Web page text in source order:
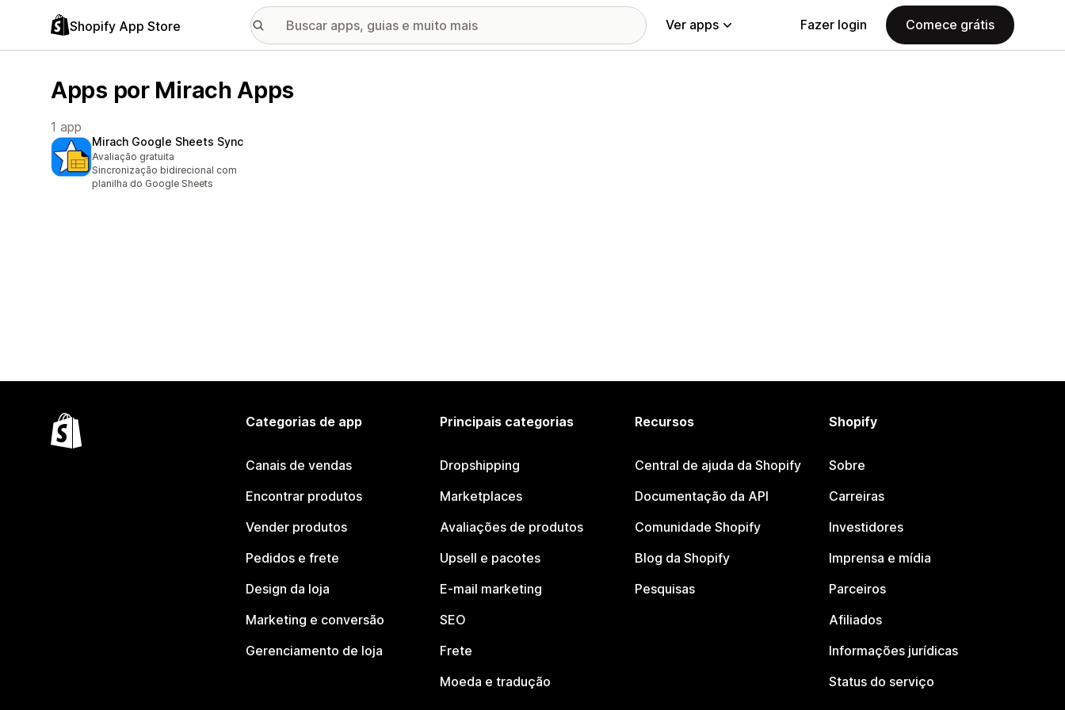
Shopify App Store Ver apps Fazer login Comece grátis
Apps por Mirach Apps
1 app
Mirach Google Sheets Sync
Avaliação gratuita
Sincronização bidirecional com
planilha do Google Sheets
Categorias de app
Canais de vendas
Encontrar produtos
Vender produtos
Pedidos e frete
Design da loja
Marketing e conversão
Gerenciamento de loja
Principais categorias
Dropshipping
Marketplaces
Avaliações de produtos
Upsell e pacotes
E-mail marketing
SEO
Frete
Moeda e tradução
Recursos
Central de ajuda da Shopify
Documentação da API
Comunidade Shopify
Blog da Shopify
Pesquisas
Shopify
Sobre
Carreiras
Investidores
Imprensa e mídia
Parceiros
Afiliados
Informações jurídicas
Status do serviço